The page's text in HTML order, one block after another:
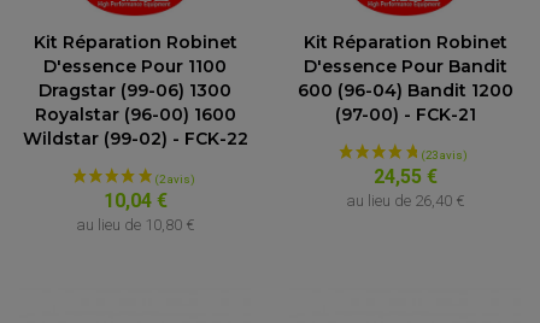
Kit Réparation Robinet
D'essence Pour 1100
Dragstar (99-06) 1300
Royalstar (96-00) 1600
Wildstar (99-02) - FCK-22
10,04 €
au lieu de 10,80 €
Kit Réparation Robinet
D'essence Pour Bandit
600 (96-04) Bandit 1200
(97-00) - FCK-21
24,55 €
au lieu de 26,40 €